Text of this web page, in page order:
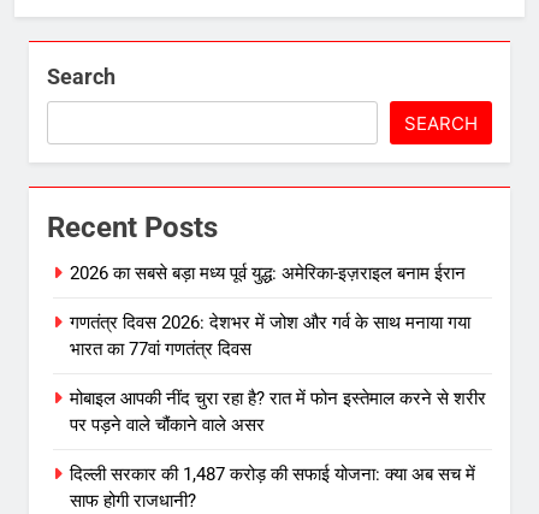
Search
SEARCH
Recent Posts
2026 का सबसे बड़ा मध्य पूर्व युद्ध: अमेरिका-इज़राइल बनाम ईरान
गणतंत्र दिवस 2026: देशभर में जोश और गर्व के साथ मनाया गया
भारत का 77वां गणतंत्र दिवस
मोबाइल आपकी नींद चुरा रहा है? रात में फोन इस्तेमाल करने से शरीर
पर पड़ने वाले चौंकाने वाले असर
दिल्ली सरकार की 1,487 करोड़ की सफाई योजना: क्या अब सच में
साफ होगी राजधानी?